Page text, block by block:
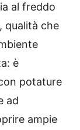
al freddo
qualità che
è
potature
ad
ampie